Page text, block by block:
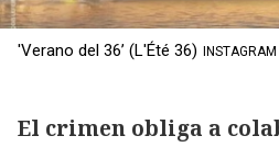
'Verano del 36’ (L'Été 36) INSTAGRAM
El crimen obliga a